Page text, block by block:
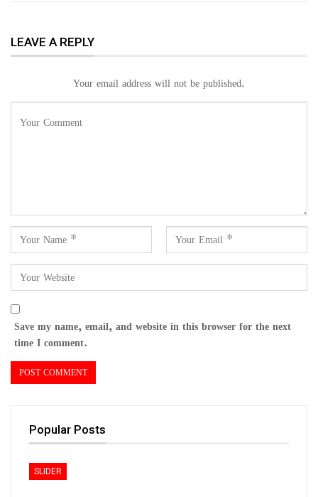
LEAVE A REPLY
Your email address will not be published.
Save my name, email, and website in this browser for the next
time I comment.
Popular Posts
SLIDER